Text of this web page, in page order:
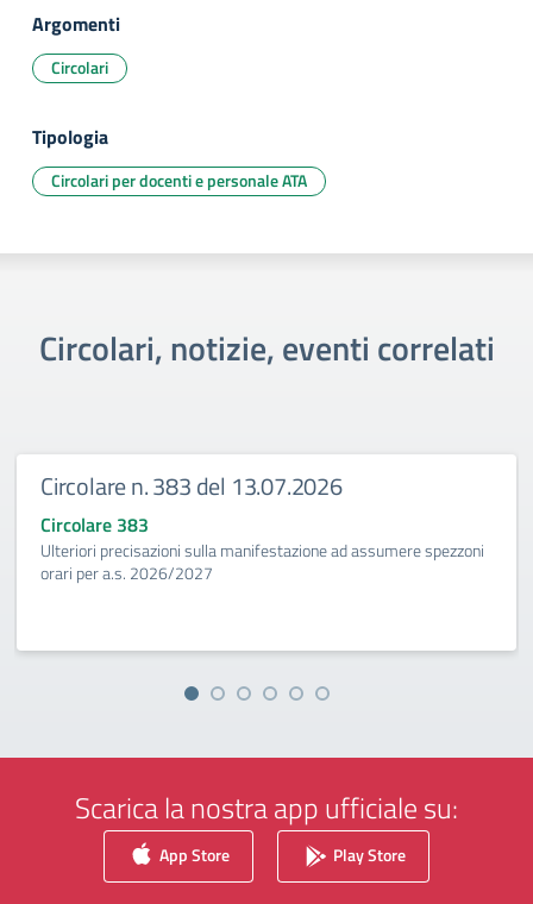
Argomenti
Circolari
Tipologia
Circolari per docenti e personale ATA
Circolari, notizie, eventi correlati
Circolare n. 383 del 13.07.2026
Circolare 383
Ulteriori precisazioni sulla manifestazione ad assumere spezzoni
orari per a.s. 2026/2027
Scarica la nostra app ufficiale su:
App Store Play Store